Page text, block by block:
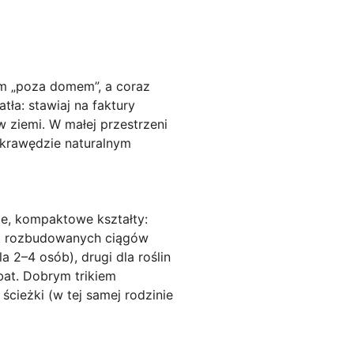
domem”, a coraz
stawiaj na faktury
ziemi. W małej przestrzeni
naturalnym
kompaktowe kształty:
rozbudowanych ciągów
2–4 osób), drugi dla roślin
Dobrym trikiem
(w tej samej rodzinie